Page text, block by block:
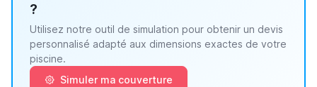
?
Utilisez notre outil de simulation pour obtenir un devis
personnalisé adapté aux dimensions exactes de votre
piscine.
Simuler ma couverture